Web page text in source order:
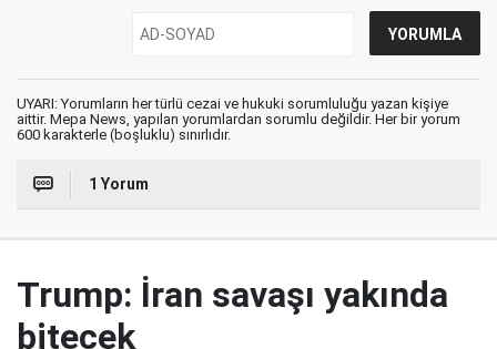
UYARI: Yorumların her türlü cezai ve hukuki sorumluluğu yazan kişiye
aittir. Mepa News, yapılan yorumlardan sorumlu değildir. Her bir yorum
600 karakterle (boşluklu) sınırlıdır.
1 Yorum
Trump: İran savaşı yakında
bitecek